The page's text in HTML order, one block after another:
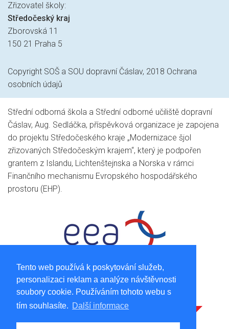
Tento web používá k poskytování služeb,
personalizaci reklam a analýze návštěvnosti
soubory cookie. Používáním tohoto webu s
tím souhlasíte. Další informace
Zřizovatel školy:
Středočeský kraj
Zborovská 11
150 21 Praha 5
Copyright SOŠ a SOU dopravní Čáslav, 2018 Ochrana
osobních údajů
Střední odborná škola a Střední odborné učiliště dopravní
Čáslav, Aug. Sedláčka, příspěvková organizace je zapojena
do projektu Středočeského kraje „Modernizace šjol
zřizovaných Středočeským krajem“, který je podpořen
grantem z Islandu, Lichtenštejnska a Norska v rámci
Finančního mechanismu Evropského hospodářského
prostoru (EHP).